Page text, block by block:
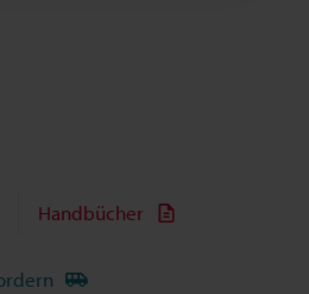
Handbücher